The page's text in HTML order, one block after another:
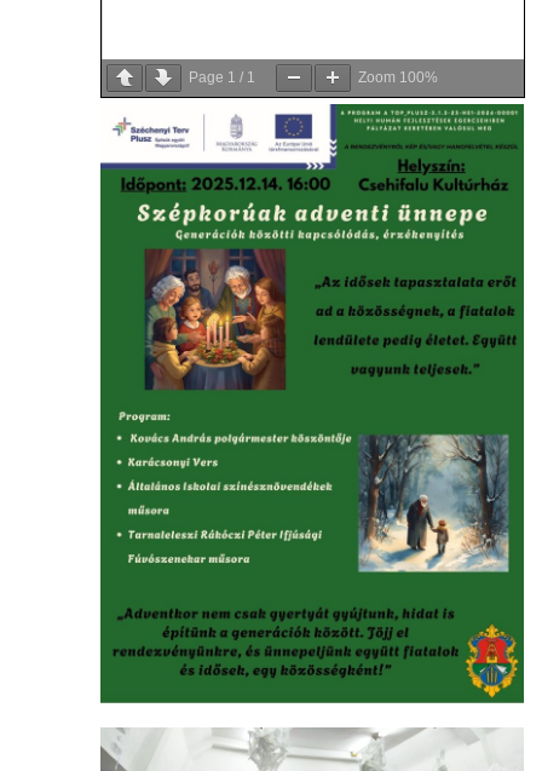
Page 1 / 1 Zoom 100%